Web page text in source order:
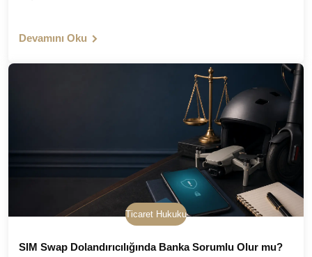
Devamını Oku
Ticaret Hukuku
SIM Swap Dolandırıcılığında Banka Sorumlu Olur mu?